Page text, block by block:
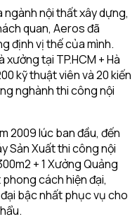
nội thất xây dựng,
quan, Aeros đã
định vị thế của mình.
tại TP.HCM + Hà
kỹ thuật viên và 20 kiến
nghành thi công nội
2009 lúc ban đầu, đến
Sản Xuất thi công nội
+ 1 Xưởng Quảng
cách hiện đại,
bậc nhất phục vụ cho